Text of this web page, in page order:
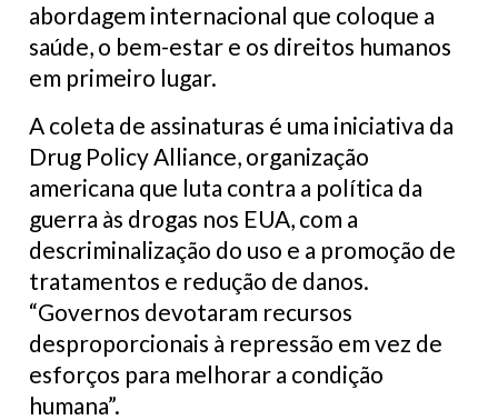
abordagem internacional que coloque a
saúde, o bem-estar e os direitos humanos
em primeiro lugar.
A coleta de assinaturas é uma iniciativa da
Drug Policy Alliance, organização
americana que luta contra a política da
guerra às drogas nos EUA, com a
descriminalização do uso e a promoção de
tratamentos e redução de danos.
“Governos devotaram recursos
desproporcionais à repressão em vez de
esforços para melhorar a condição
humana”.